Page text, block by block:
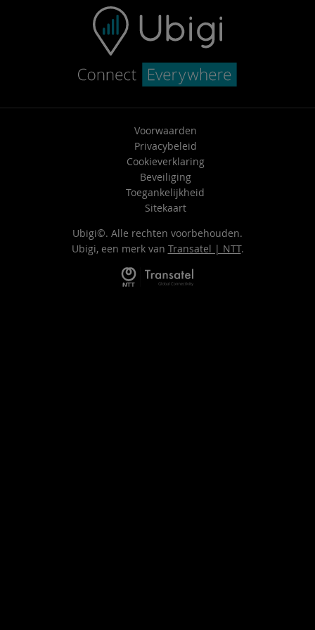
Voorwaarden
Privacybeleid
Cookieverklaring
Beveiliging
Toegankelijkheid
Sitekaart
Ubigi©. Alle rechten voorbehouden.
Ubigi, een merk van Transatel | NTT.